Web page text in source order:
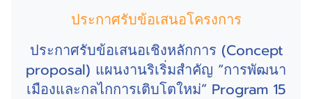
ประกาศรับข้อเสนอโครงการ
ประกาศรับข้อเสนอเชิงหลักการ (Concept
proposal) แผนงานริเริ่มสำคัญ “การพัฒนา
เมืองและกลไกการเติบโตใหม่” Program 15